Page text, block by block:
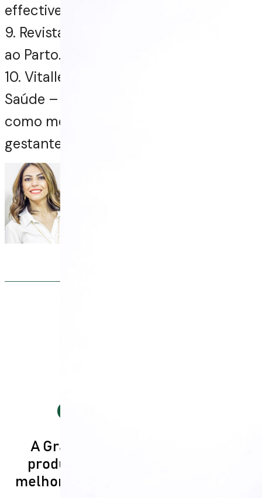
effective Approach
9. Revista Internacional de Educação
ao Parto. Jan2015, vol 30
10. Vitalle – Revista de Ciências da
Saúde – A Aplicação da Aromaterapia
como método de alivio da dor em
gestantes (Revisão Integrativa)
A Grandha trabalha para criar,
produzir e distribuir o que há de
melhor em qualidade cosmética no